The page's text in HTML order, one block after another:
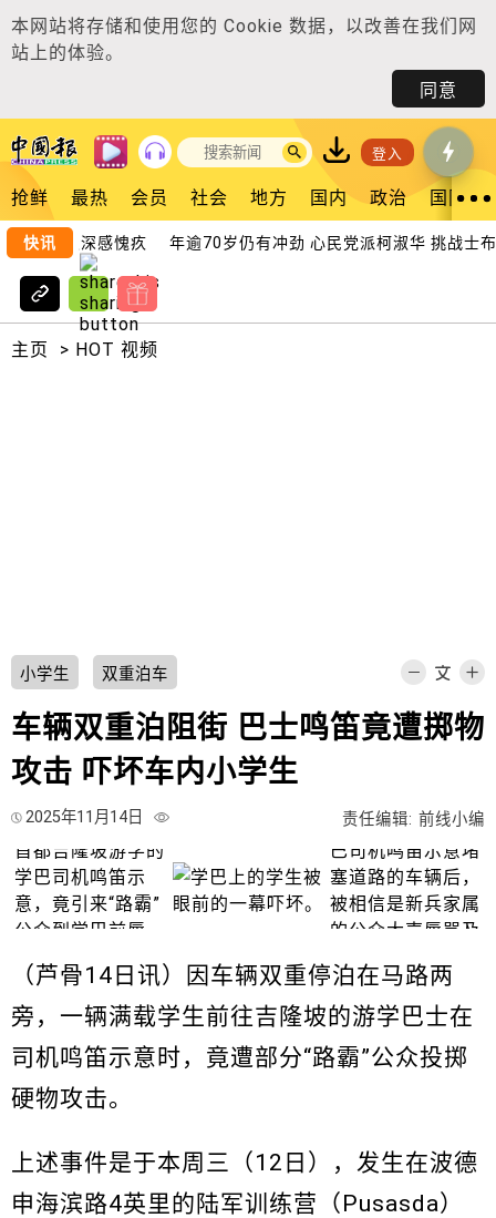
本网站将存储和使用您的 Cookie 数据，以改善在我们网
站上的体验。
同意
登入
抢鲜 最热 会员 社会 地方 国内 政治 国际
快讯
袁咏仪深感愧疚 年逾70岁仍有冲劲 心民党派柯淑华 挑战士布爹
主页 > HOT 视频
小学生 双重泊车
车辆双重泊阻街 巴士鸣笛竟遭掷物
攻击 吓坏车内小学生
2025年11月14日 责任编辑: 前线小编
（芦骨14日讯）因车辆双重停泊在马路两
旁，一辆满载学生前往吉隆坡的游学巴士在
司机鸣笛示意时，竟遭部分“路霸”公众投掷
硬物攻击。
上述事件是于本周三（12日），发生在波德
申海滨路4英里的陆军训练营（Pusasda）